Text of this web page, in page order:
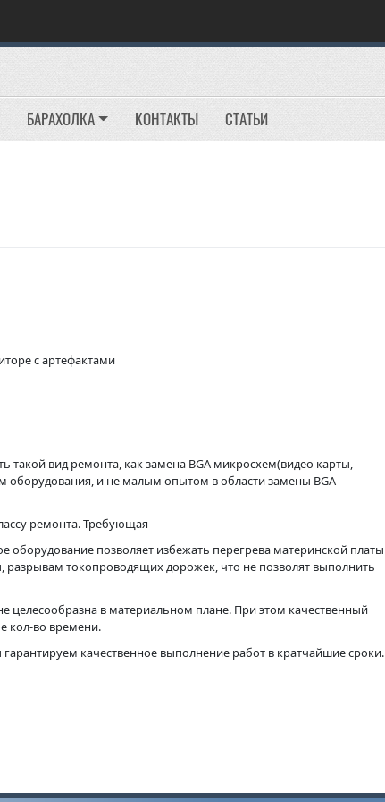
БАРАХОЛКА КОНТАКТЫ СТАТЬИ
с артефактами
такой вид ремонта, как замена BGA микросхем(видео карты,
и не малым опытом в области замены BGA
ремонта. Требующая
позволяет избежать перегрева материнской платы
разрывам токопроводящих дорожек, что не позволят выполнить
целесообразна в материальном плане. При этом качественный
кол-во времени.
качественное выполнение работ в кратчайшие сроки.